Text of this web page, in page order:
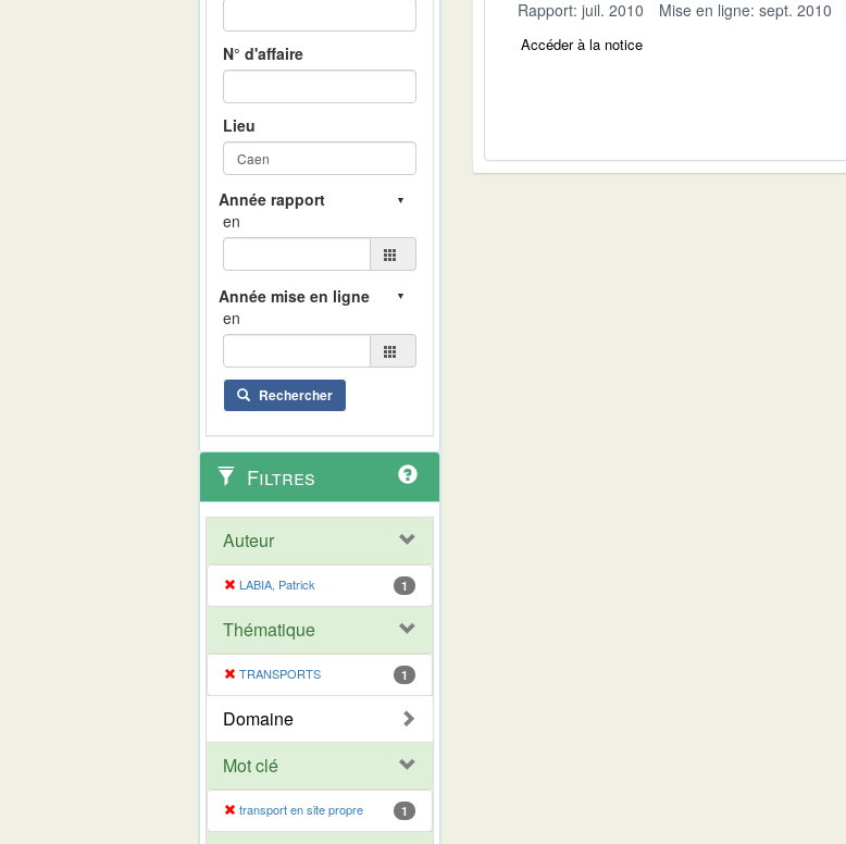
N° d'affaire
Lieu
en
en
Rechercher
Filtres
Auteur
LABIA, Patrick 1
Thématique
TRANSPORTS 1
Domaine
Mot clé
transport en site propre 1
Rapport: juil. 2010 Mise en ligne: sept. 2010
Accéder à la notice